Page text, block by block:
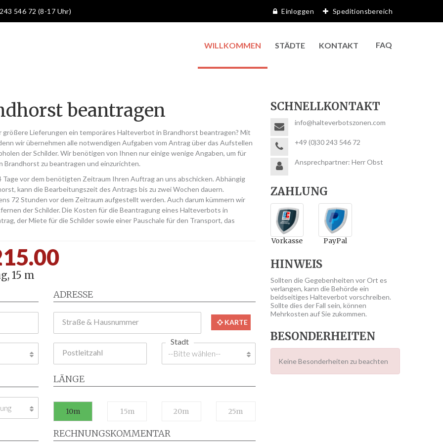
546 72 (8-17 Uhr) Einloggen Speditionsbereich
WILLKOMMEN STÄDTE KONTAKT FAQ
beantragen
größere Lieferungen ein temporäres Halteverbot in Brandhorst beantragen? Mit
wir übernehmen alle notwendigen Aufgaben vom Antrag über das Aufstellen
der Schilder. Wir benötigen von Ihnen nur einige wenige Angaben, um für
Brandhorst zu beantragen und einzurichten.
Tage vor dem benötigten Zeitraum Ihren Auftrag an uns abschicken. Abhängig
kann die Bearbeitungszeit des Antrags bis zu zwei Wochen dauern.
72 Stunden vor dem Zeitraum aufgestellt werden. Auch darum kümmern wir
der Schilder. Die Kosten für die Beantragung eines Halteverbots in
der Miete für die Schilder sowie einer Pauschale für den Transport, das
15 m
ADRESSE
Straße & Hausnummer KARTE
Postleitzahl
Stadt
LÄNGE
10m 15m 20m 25m
RECHNUNGSKOMMENTAR
SCHNELLKONTAKT
info@halteverbotszonen.com
+49 (0)30 243 546 72
Ansprechpartner: Herr Obst
ZAHLUNG
Vorkasse PayPal
HINWEIS
Sollten die Gegebenheiten vor Ort es
verlangen, kann die Behörde ein
beidseitiges Halteverbot vorschreiben.
Sollte dies der Fall sein, können
Mehrkosten auf Sie zukommen.
BESONDERHEITEN
Keine Besonderheiten zu beachten